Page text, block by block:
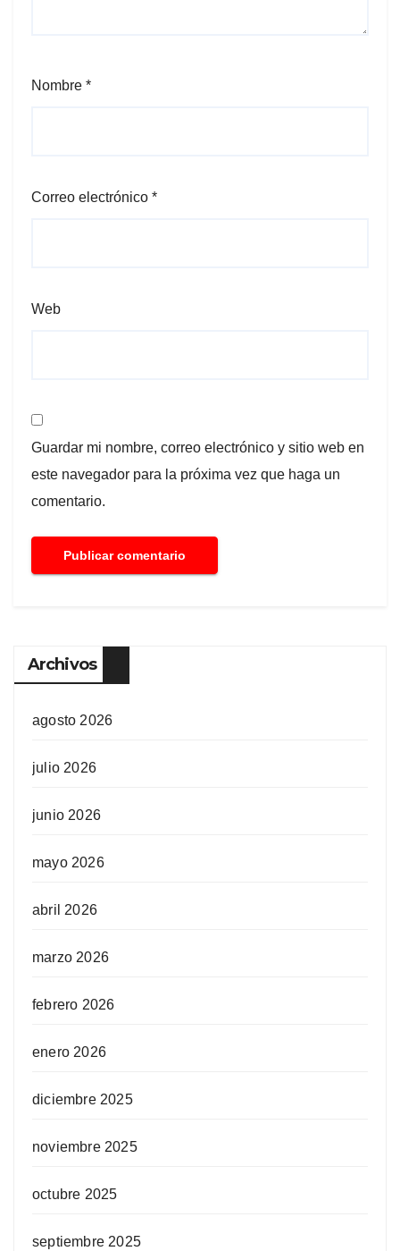
Nombre *
Correo electrónico *
Web
Guardar mi nombre, correo electrónico y sitio web en
este navegador para la próxima vez que haga un
comentario.
Archivos
agosto 2026
julio 2026
junio 2026
mayo 2026
abril 2026
marzo 2026
febrero 2026
enero 2026
diciembre 2025
noviembre 2025
octubre 2025
septiembre 2025